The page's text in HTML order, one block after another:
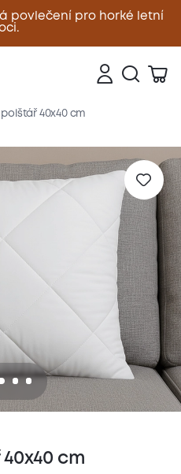
povlečení pro horké letní
Zavřít
Popis produktu
40x40 cm
cm